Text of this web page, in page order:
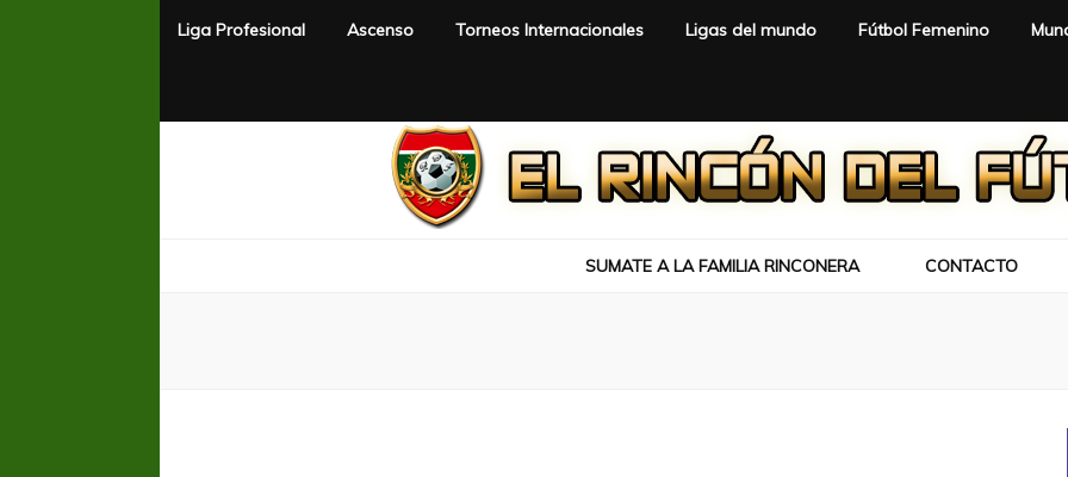
Liga Profesional Ascenso Torneos Internacionales Ligas del mundo Fútbol Femenino
SUMATE A LA FAMILIA RINCONERA CONTACTO